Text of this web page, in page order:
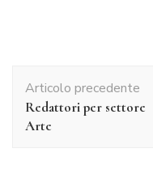
articolo
Articolo precedente
Redattori per settore
Arte